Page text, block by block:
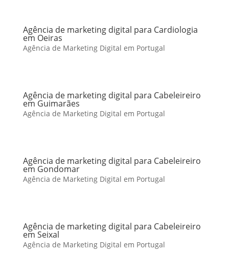
Agência de marketing digital para Cardiologia
em Oeiras
Agência de Marketing Digital em Portugal
Agência de marketing digital para Cabeleireiro
em Guimarães
Agência de Marketing Digital em Portugal
Agência de marketing digital para Cabeleireiro
em Gondomar
Agência de Marketing Digital em Portugal
Agência de marketing digital para Cabeleireiro
em Seixal
Agência de Marketing Digital em Portugal